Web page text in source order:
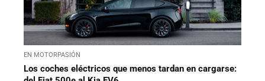
EN MOTORPASIÓN
Los coches eléctricos que menos tardan en cargarse: